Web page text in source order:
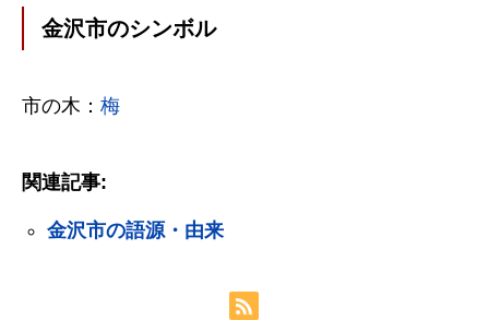
金沢市のシンボル
市の木： 梅
関連記事:
金沢市の語源・由来